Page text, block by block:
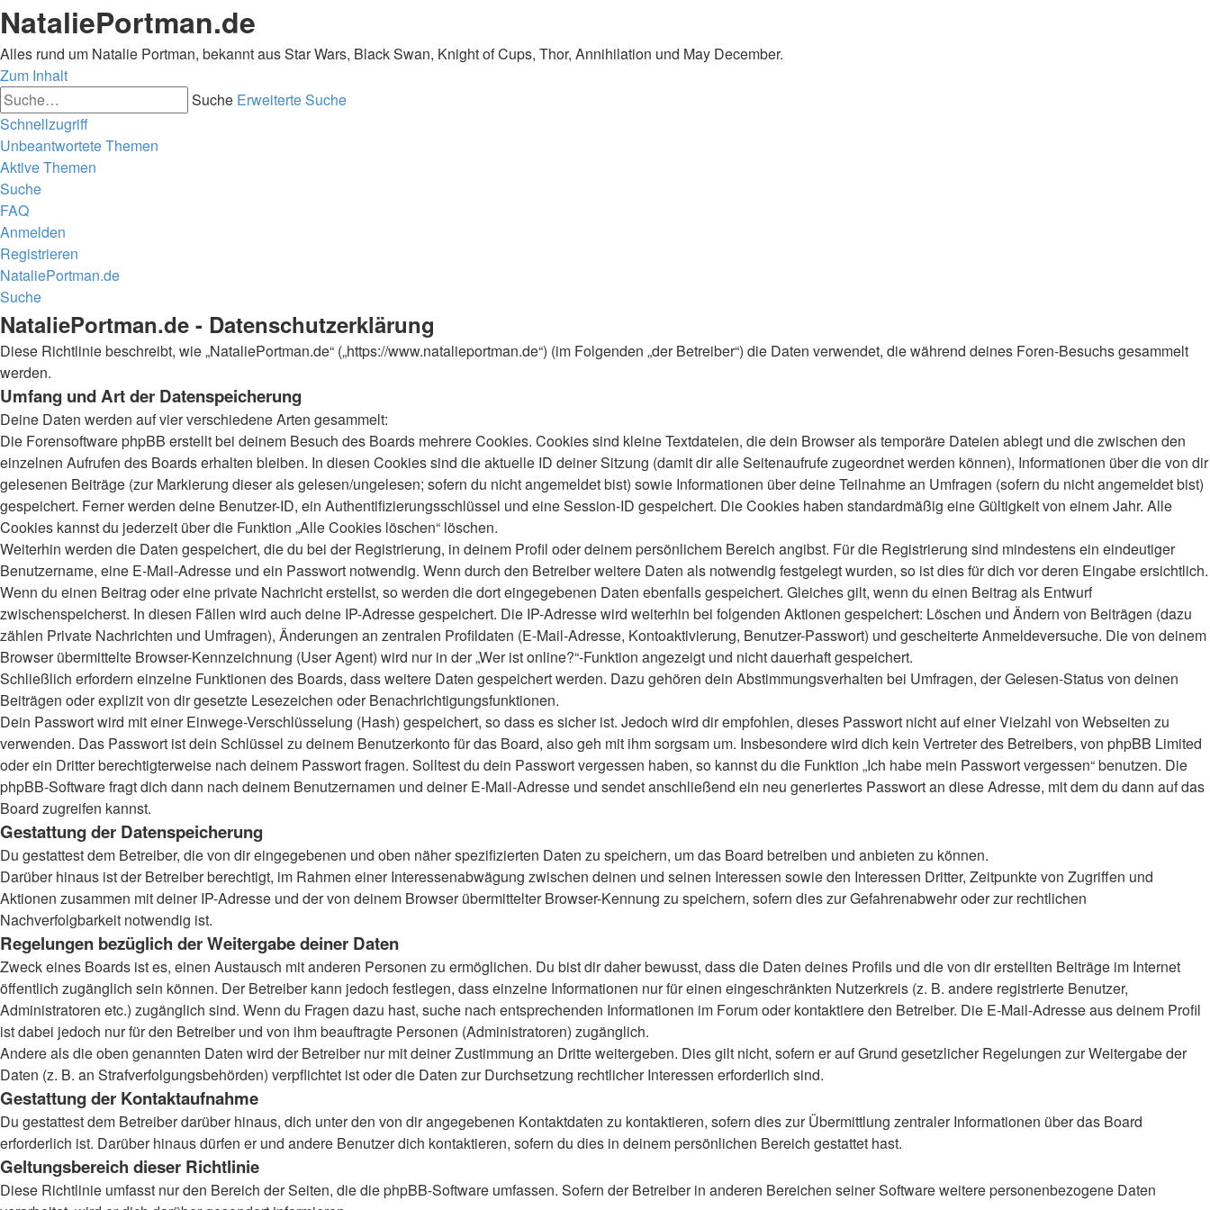
NataliePortman.de
Alles rund um Natalie Portman, bekannt aus Star Wars, Black Swan, Knight of Cups, Thor, Annihilation und May December.
Zum Inhalt
Suche Erweiterte Suche
Schnellzugriff
Unbeantwortete Themen
Aktive Themen
Suche
FAQ
Anmelden
Registrieren
NataliePortman.de
Suche
NataliePortman.de - Datenschutzerklärung
Diese Richtlinie beschreibt, wie „NataliePortman.de“ („https://www.natalieportman.de“) (im Folgenden „der Betreiber“) die Daten verwendet, die während deines Foren-Besuchs gesammelt
werden.
Umfang und Art der Datenspeicherung
Deine Daten werden auf vier verschiedene Arten gesammelt:
Die Forensoftware phpBB erstellt bei deinem Besuch des Boards mehrere Cookies. Cookies sind kleine Textdateien, die dein Browser als temporäre Dateien ablegt und die zwischen den
einzelnen Aufrufen des Boards erhalten bleiben. In diesen Cookies sind die aktuelle ID deiner Sitzung (damit dir alle Seitenaufrufe zugeordnet werden können), Informationen über die von dir
gelesenen Beiträge (zur Markierung dieser als gelesen/ungelesen; sofern du nicht angemeldet bist) sowie Informationen über deine Teilnahme an Umfragen (sofern du nicht angemeldet bist)
gespeichert. Ferner werden deine Benutzer-ID, ein Authentifizierungsschlüssel und eine Session-ID gespeichert. Die Cookies haben standardmäßig eine Gültigkeit von einem Jahr. Alle
Cookies kannst du jederzeit über die Funktion „Alle Cookies löschen“ löschen.
Weiterhin werden die Daten gespeichert, die du bei der Registrierung, in deinem Profil oder deinem persönlichem Bereich angibst. Für die Registrierung sind mindestens ein eindeutiger
Benutzername, eine E-Mail-Adresse und ein Passwort notwendig. Wenn durch den Betreiber weitere Daten als notwendig festgelegt wurden, so ist dies für dich vor deren Eingabe ersichtlich.
Wenn du einen Beitrag oder eine private Nachricht erstellst, so werden die dort eingegebenen Daten ebenfalls gespeichert. Gleiches gilt, wenn du einen Beitrag als Entwurf
zwischenspeicherst. In diesen Fällen wird auch deine IP-Adresse gespeichert. Die IP-Adresse wird weiterhin bei folgenden Aktionen gespeichert: Löschen und Ändern von Beiträgen (dazu
zählen Private Nachrichten und Umfragen), Änderungen an zentralen Profildaten (E-Mail-Adresse, Kontoaktivierung, Benutzer-Passwort) und gescheiterte Anmeldeversuche. Die von deinem
Browser übermittelte Browser-Kennzeichnung (User Agent) wird nur in der „Wer ist online?“-Funktion angezeigt und nicht dauerhaft gespeichert.
Schließlich erfordern einzelne Funktionen des Boards, dass weitere Daten gespeichert werden. Dazu gehören dein Abstimmungsverhalten bei Umfragen, der Gelesen-Status von deinen
Beiträgen oder explizit von dir gesetzte Lesezeichen oder Benachrichtigungsfunktionen.
Dein Passwort wird mit einer Einwege-Verschlüsselung (Hash) gespeichert, so dass es sicher ist. Jedoch wird dir empfohlen, dieses Passwort nicht auf einer Vielzahl von Webseiten zu
verwenden. Das Passwort ist dein Schlüssel zu deinem Benutzerkonto für das Board, also geh mit ihm sorgsam um. Insbesondere wird dich kein Vertreter des Betreibers, von phpBB Limited
oder ein Dritter berechtigterweise nach deinem Passwort fragen. Solltest du dein Passwort vergessen haben, so kannst du die Funktion „Ich habe mein Passwort vergessen“ benutzen. Die
phpBB-Software fragt dich dann nach deinem Benutzernamen und deiner E-Mail-Adresse und sendet anschließend ein neu generiertes Passwort an diese Adresse, mit dem du dann auf das
Board zugreifen kannst.
Gestattung der Datenspeicherung
Du gestattest dem Betreiber, die von dir eingegebenen und oben näher spezifizierten Daten zu speichern, um das Board betreiben und anbieten zu können.
Darüber hinaus ist der Betreiber berechtigt, im Rahmen einer Interessenabwägung zwischen deinen und seinen Interessen sowie den Interessen Dritter, Zeitpunkte von Zugriffen und
Aktionen zusammen mit deiner IP-Adresse und der von deinem Browser übermittelter Browser-Kennung zu speichern, sofern dies zur Gefahrenabwehr oder zur rechtlichen
Nachverfolgbarkeit notwendig ist.
Regelungen bezüglich der Weitergabe deiner Daten
Zweck eines Boards ist es, einen Austausch mit anderen Personen zu ermöglichen. Du bist dir daher bewusst, dass die Daten deines Profils und die von dir erstellten Beiträge im Internet
öffentlich zugänglich sein können. Der Betreiber kann jedoch festlegen, dass einzelne Informationen nur für einen eingeschränkten Nutzerkreis (z. B. andere registrierte Benutzer,
Administratoren etc.) zugänglich sind. Wenn du Fragen dazu hast, suche nach entsprechenden Informationen im Forum oder kontaktiere den Betreiber. Die E-Mail-Adresse aus deinem Profil
ist dabei jedoch nur für den Betreiber und von ihm beauftragte Personen (Administratoren) zugänglich.
Andere als die oben genannten Daten wird der Betreiber nur mit deiner Zustimmung an Dritte weitergeben. Dies gilt nicht, sofern er auf Grund gesetzlicher Regelungen zur Weitergabe der
Daten (z. B. an Strafverfolgungsbehörden) verpflichtet ist oder die Daten zur Durchsetzung rechtlicher Interessen erforderlich sind.
Gestattung der Kontaktaufnahme
Du gestattest dem Betreiber darüber hinaus, dich unter den von dir angegebenen Kontaktdaten zu kontaktieren, sofern dies zur Übermittlung zentraler Informationen über das Board
erforderlich ist. Darüber hinaus dürfen er und andere Benutzer dich kontaktieren, sofern du dies in deinem persönlichen Bereich gestattet hast.
Geltungsbereich dieser Richtlinie
Diese Richtlinie umfasst nur den Bereich der Seiten, die die phpBB-Software umfassen. Sofern der Betreiber in anderen Bereichen seiner Software weitere personenbezogene Daten